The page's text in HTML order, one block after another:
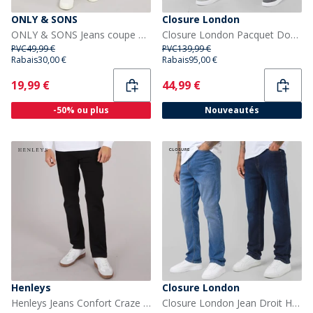
ONLY & SONS
ONLY & SONS Jeans coupe droite Homme Edge Medium Blue Denim
PVC49,99 €
Rabais30,00 €
Current
19,99 €
-50% ou plus
Closure London
Closure London Pacquet Double Jeans en Denim Coupe Droite Homme Noir Délavé/Gris Délavé
PVC139,99 €
Rabais95,00 €
Current
44,99 €
Nouveautés
Henleys
Henleys Jeans Confort Craze Homme Noir
Closure London
Closure London Jean Droit Homme Multicolore